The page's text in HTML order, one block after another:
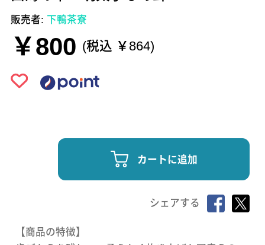
販売者: 下鴨茶寮
￥800 (税込 ￥864)
カートに追加
シェアする
【商品の特徴】